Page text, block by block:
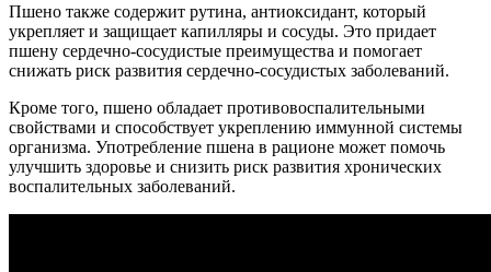
Пшено также содержит рутина, антиоксидант, который
укрепляет и защищает капилляры и сосуды. Это придает
пшену сердечно-сосудистые преимущества и помогает
снижать риск развития сердечно-сосудистых заболеваний.
Кроме того, пшено обладает противовоспалительными
свойствами и способствует укреплению иммунной системы
организма. Употребление пшена в рационе может помочь
улучшить здоровье и снизить риск развития хронических
воспалительных заболеваний.